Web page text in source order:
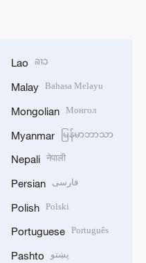
Lao ລາວ
Malay Bahasa Melayu
Mongolian Монгол
Myanmar မြန်မာဘာသာ
Nepali नेपाली
Persian فارسی
Polish Polski
Portuguese Português
Pashto پښتو